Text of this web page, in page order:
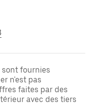
fournies
n'est pas
faites par des
avec des tiers